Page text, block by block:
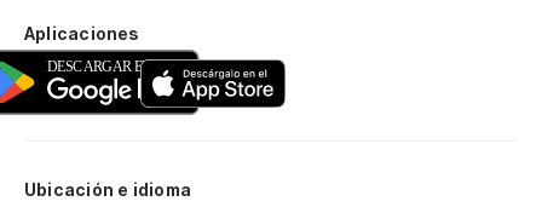
Aplicaciones
Ubicación e idioma